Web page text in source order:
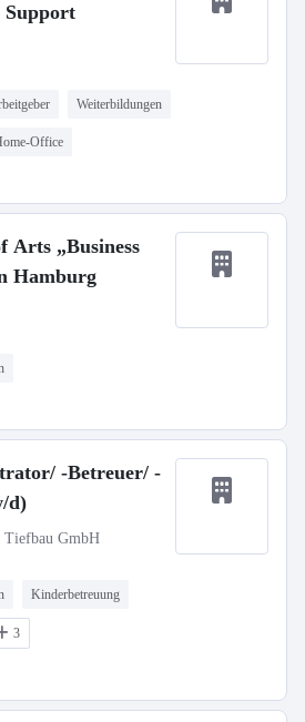
Support
Weiterbildungen
Office
Arts „Business
Hamburg
-Betreuer/ -
d)
GmbH
Kinderbetreuung
3